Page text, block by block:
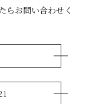
らお問い合わせく